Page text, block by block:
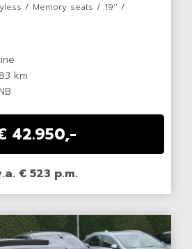
/ Memory seats / 19'' /
km
42.950,-
€ 523 p.m.